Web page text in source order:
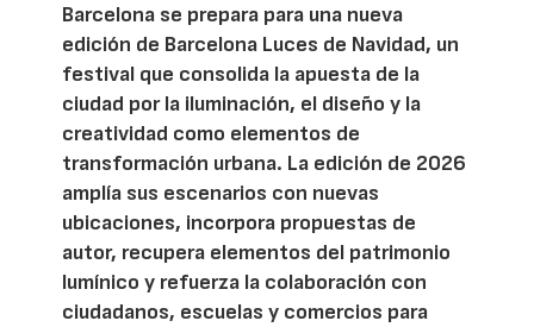
Barcelona se prepara para una nueva
edición de Barcelona Luces de Navidad, un
festival que consolida la apuesta de la
ciudad por la iluminación, el diseño y la
creatividad como elementos de
transformación urbana. La edición de 2026
amplía sus escenarios con nuevas
ubicaciones, incorpora propuestas de
autor, recupera elementos del patrimonio
lumínico y refuerza la colaboración con
ciudadanos, escuelas y comercios para